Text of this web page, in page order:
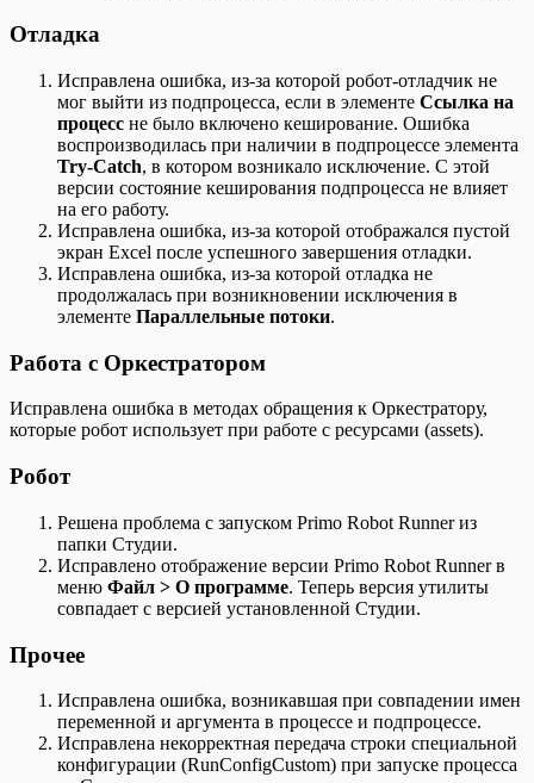
Отладка
Исправлена ошибка, из-за которой робот-отладчик не
мог выйти из подпроцесса, если в элементе Ссылка на
процесс не было включено кеширование. Ошибка
воспроизводилась при наличии в подпроцессе элемента
Try-Catch, в котором возникало исключение. С этой
версии состояние кеширования подпроцесса не влияет
на его работу.
Исправлена ошибка, из-за которой отображался пустой
экран Excel после успешного завершения отладки.
Исправлена ошибка, из-за которой отладка не
продолжалась при возникновении исключения в
элементе Параллельные потоки.
Работа с Оркестратором
Исправлена ошибка в методах обращения к Оркестратору,
которые робот использует при работе с ресурсами (assets).
Робот
Решена проблема с запуском Primo Robot Runner из
папки Студии.
Исправлено отображение версии Primo Robot Runner в
меню Файл > О программе. Теперь версия утилиты
совпадает с версией установленной Студии.
Прочее
Исправлена ошибка, возникавшая при совпадении имен
переменной и аргумента в процессе и подпроцессе.
Исправлена некорректная передача строки специальной
конфигурации (RunConfigCustom) при запуске процесса